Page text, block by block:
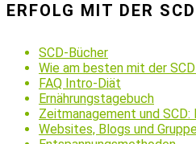
ERFOLG MIT DER SCD
SCD-Bücher
Wie am besten mit der
FAQ Intro-Diät
Ernährungstagebuch
Zeitmanagement und SCD:
Websites, Blogs und